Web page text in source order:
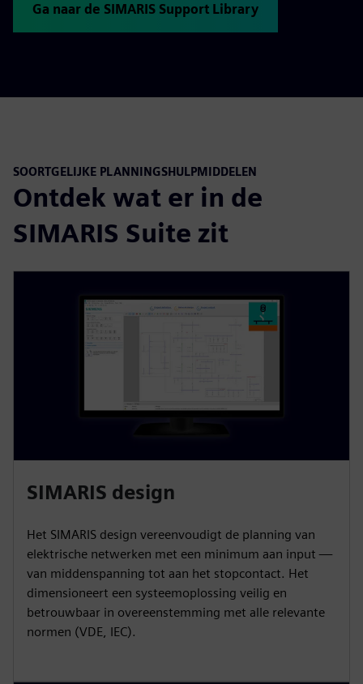
Ga naar de SIMARIS Support Library
SOORTGELIJKE PLANNINGSHULPMIDDELEN
Ontdek wat er in de
SIMARIS Suite zit
SIMARIS design
Het SIMARIS design vereenvoudigt de planning van
elektrische netwerken met een minimum aan input —
van middenspanning tot aan het stopcontact. Het
dimensioneert een systeemoplossing veilig en
betrouwbaar in overeenstemming met alle relevante
normen (VDE, IEC).